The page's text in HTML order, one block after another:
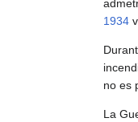
1934
no es
La